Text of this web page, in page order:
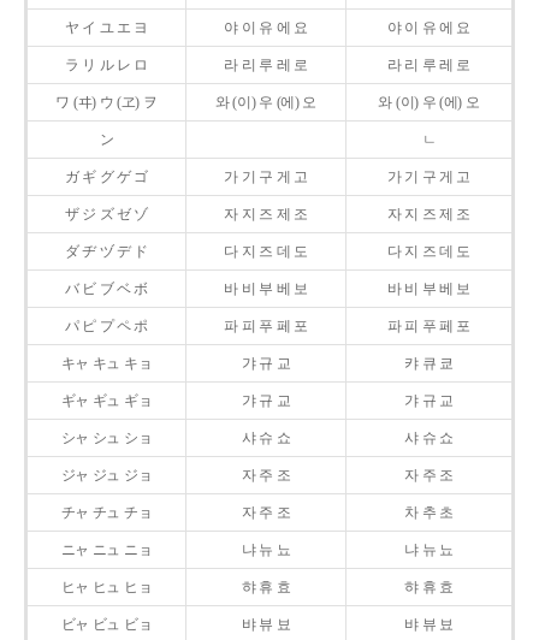
ヤ イ ユ エ ヨ 야 이 유 에 요 야 이 유 에 요
ラ リ ル レ ロ 라 리 루 레 로 라 리 루 레 로
ワ (ヰ) ウ (ヱ) ヲ 와 (이) 우 (에) 오 와 (이) 우 (에) 오
ン ㄴ
ガ ギ グ ゲ ゴ 가 기 구 게 고 가 기 구 게 고
ザ ジ ズ ゼ ゾ 자 지 즈 제 조 자 지 즈 제 조
ダ ヂ ヅ デ ド 다 지 즈 데 도 다 지 즈 데 도
バ ビ ブ ベ ボ 바 비 부 베 보 바 비 부 베 보
パ ピ プ ペ ポ 파 피 푸 페 포 파 피 푸 페 포
キャ キュ キョ 갸 규 교 캬 큐 쿄
ギャ ギュ ギョ 갸 규 교 갸 규 교
シャ シュ ショ 샤 슈 쇼 샤 슈 쇼
ジャ ジュ ジョ 자 주 조 자 주 조
チャ チュ チョ 자 주 조 차 추 초
ニャ ニュ ニョ 냐 뉴 뇨 냐 뉴 뇨
ヒャ ヒュ ヒョ 햐 휴 효 햐 휴 효
ビャ ビュ ビョ 뱌 뷰 뵤 뱌 뷰 뵤